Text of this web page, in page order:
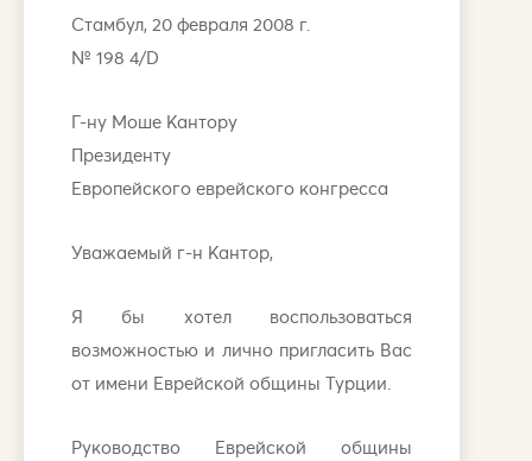
Стамбул, 20 февраля 2008 г.
№ 198 4/D
Г-ну Моше Кантору
Президенту
Европейского еврейского конгресса
Уважаемый г-н Кантор,
Я бы хотел воспользоваться
возможностью и лично пригласить Вас
от имени Еврейской общины Турции.
Руководство Еврейской общины